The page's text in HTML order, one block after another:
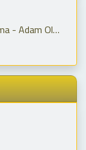
Burcun Seni Geriyor